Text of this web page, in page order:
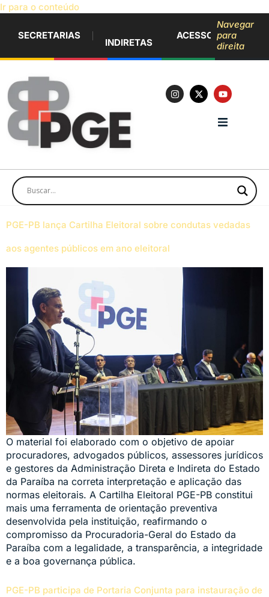
Ir para o conteúdo
SECRETARIAS
INDIRETAS
ACESSO À
Navegar
para
direita
PGE-PB lança Cartilha Eleitoral sobre condutas vedadas
aos agentes públicos em ano eleitoral
O material foi elaborado com o objetivo de apoiar
procuradores, advogados públicos, assessores jurídicos
e gestores da Administração Direta e Indireta do Estado
da Paraíba na correta interpretação e aplicação das
normas eleitorais. A Cartilha Eleitoral PGE-PB constitui
mais uma ferramenta de orientação preventiva
desenvolvida pela instituição, reafirmando o
compromisso da Procuradoria-Geral do Estado da
Paraíba com a legalidade, a transparência, a integridade
e a boa governança pública.
PGE-PB participa de Portaria Conjunta para instauração de